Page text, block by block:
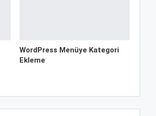
WordPress Menüye Kategori
Ekleme